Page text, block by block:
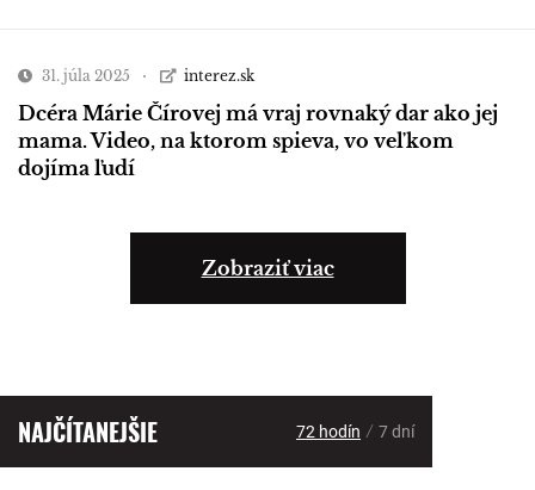
31. júla 2025 interez.sk
Dcéra Márie Čírovej má vraj rovnaký dar ako jej
mama. Video, na ktorom spieva, vo veľkom
dojíma ľudí
Zobraziť viac
NAJČÍTANEJŠIE 72 hodín / 7 dní